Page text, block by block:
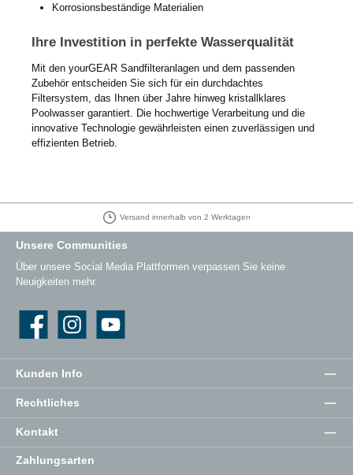
Korrosionsbeständige Materialien
Ihre Investition in perfekte Wasserqualität
Mit den yourGEAR Sandfilteranlagen und dem passenden
Zubehör entscheiden Sie sich für ein durchdachtes
Filtersystem, das Ihnen über Jahre hinweg kristallklares
Poolwasser garantiert. Die hochwertige Verarbeitung und die
innovative Technologie gewährleisten einen zuverlässigen und
effizienten Betrieb.
30 Tage Rückgaberecht
Kunden Info
Rechtliches
Kontakt
Unsere Communities
Über unsere Social Media Plattformen verpassen Sie keine
Neuigkeiten mehr.
Instagram YouTube
Zahlungsarten